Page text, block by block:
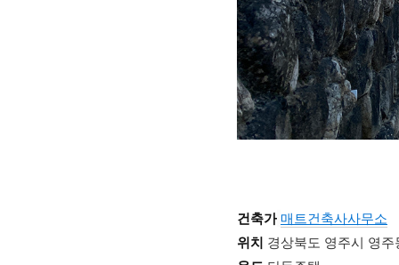
건축가 매트건축사사무소
위치 경상북도 영주시 영주